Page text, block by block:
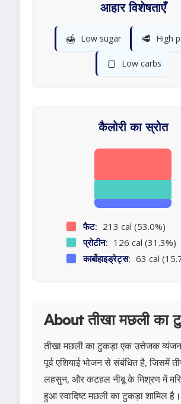
आहार विशेषताएँ
🍯 Low sugar 🥩 High
🍞 Low carbs
कैलोरी का स्रोत
फैट: 213 cal (53.0%)
प्रोटीन: 126 cal (31.3%)
कार्बोहाइड्रेट्स: 63 cal
About तीखा मछली का
तीखा मछली का टुकड़ा एक उत्तेजक व्यंजन
पूर्व एशियाई भोजन से संबंधित है, जिसमें
लहसुन, और कटहल नीबू के मिश्रण में
हुआ स्वादिष्ट मछली का टुकड़ा शामिल